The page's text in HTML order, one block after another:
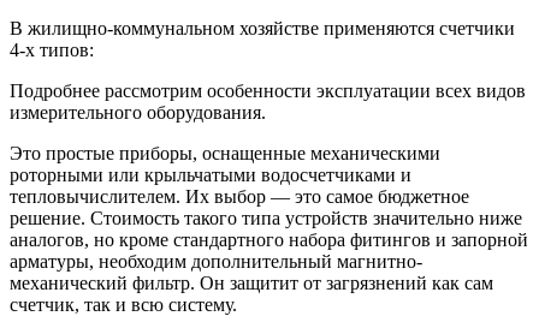
В жилищно-коммунальном хозяйстве применяются счетчики
4-х типов:
Подробнее рассмотрим особенности эксплуатации всех видов
измерительного оборудования.
Это простые приборы, оснащенные механическими
роторными или крыльчатыми водосчетчиками и
тепловычислителем. Их выбор — это самое бюджетное
решение. Стоимость такого типа устройств значительно ниже
аналогов, но кроме стандартного набора фитингов и запорной
арматуры, необходим дополнительный магнитно-
механический фильтр. Он защитит от загрязнений как сам
счетчик, так и всю систему.